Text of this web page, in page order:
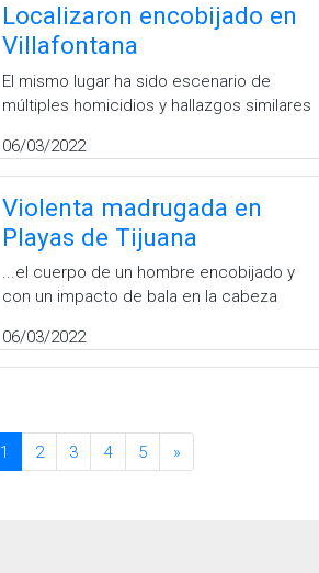
Localizaron encobijado en
Villafontana
El mismo lugar ha sido escenario de
múltiples homicidios y hallazgos similares
06/03/2022
Violenta madrugada en
Playas de Tijuana
...el cuerpo de un hombre encobijado y
con un impacto de bala en la cabeza
06/03/2022
1 2 3 4 5 »